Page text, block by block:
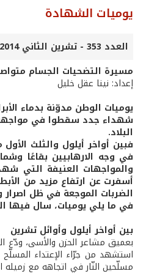
يوميات الشهادة
العدد 353 - تشرين الثاني 2014
مسيرة التضحيات الجسام
إعداد: نينا عقل خليل
يوميات الوطن مدوّنة بدماء
شهداء جدد سقطوا في مواجهة
البلاد.
فبين أواخر أيلول والثلث
في وجه الارهابيين بقاعًا
والمواجهات العنيفة التي
أسفرت عن ارتفاع مزيد من
الضربات الموجعة في ظل
في ما يلي يوميات، سال فيها
بين أواخر أيلول وأوائل تشرين
بعميق مشاعر الحزن والأسى، ودّع
استشهد من جرّاء الإعتداء
مسلّحين النّار في اتجاهه مع زميله